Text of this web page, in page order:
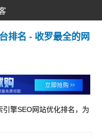
排名 - 收罗最全的网
擎SEO网站优化排名，为